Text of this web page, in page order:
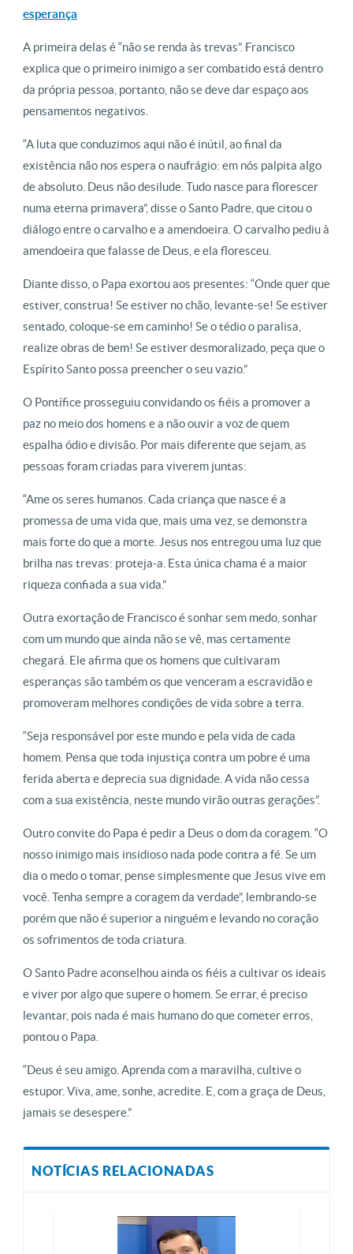
esperança
A primeira delas é “não se renda às trevas”. Francisco
explica que o primeiro inimigo a ser combatido está dentro
da própria pessoa, portanto, não se deve dar espaço aos
pensamentos negativos.
“A luta que conduzimos aqui não é inútil, ao final da
existência não nos espera o naufrágio: em nós palpita algo
de absoluto. Deus não desilude. Tudo nasce para florescer
numa eterna primavera”, disse o Santo Padre, que citou o
diálogo entre o carvalho e a amendoeira. O carvalho pediu à
amendoeira que falasse de Deus, e ela floresceu.
Diante disso, o Papa exortou aos presentes: “Onde quer que
estiver, construa! Se estiver no chão, levante-se! Se estiver
sentado, coloque-se em caminho! Se o tédio o paralisa,
realize obras de bem! Se estiver desmoralizado, peça que o
Espírito Santo possa preencher o seu vazio.”
O Pontífice prosseguiu convidando os fiéis a promover a
paz no meio dos homens e a não ouvir a voz de quem
espalha ódio e divisão. Por mais diferente que sejam, as
pessoas foram criadas para viverem juntas:
“Ame os seres humanos. Cada criança que nasce é a
promessa de uma vida que, mais uma vez, se demonstra
mais forte do que a morte. Jesus nos entregou uma luz que
brilha nas trevas: proteja-a. Esta única chama é a maior
riqueza confiada a sua vida.”
Outra exortação de Francisco é sonhar sem medo, sonhar
com um mundo que ainda não se vê, mas certamente
chegará. Ele afirma que os homens que cultivaram
esperanças são também os que venceram a escravidão e
promoveram melhores condições de vida sobre a terra.
“Seja responsável por este mundo e pela vida de cada
homem. Pensa que toda injustiça contra um pobre é uma
ferida aberta e deprecia sua dignidade. A vida não cessa
com a sua existência, neste mundo virão outras gerações”.
Outro convite do Papa é pedir a Deus o dom da coragem. “O
nosso inimigo mais insidioso nada pode contra a fé. Se um
dia o medo o tomar, pense simplesmente que Jesus vive em
você. Tenha sempre a coragem da verdade”, lembrando-se
porém que não é superior a ninguém e levando no coração
os sofrimentos de toda criatura.
O Santo Padre aconselhou ainda os fiéis a cultivar os ideais
e viver por algo que supere o homem. Se errar, é preciso
levantar, pois nada é mais humano do que cometer erros,
pontou o Papa.
“Deus é seu amigo. Aprenda com a maravilha, cultive o
estupor. Viva, ame, sonhe, acredite. E, com a graça de Deus,
jamais se desespere.”
NOTÍCIAS RELACIONADAS